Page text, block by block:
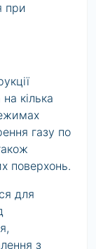
при
кілька
газу по
поверхонь.
для
з